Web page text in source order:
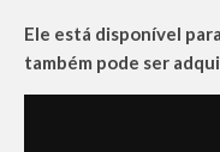
Ele está disponível
também pode ser